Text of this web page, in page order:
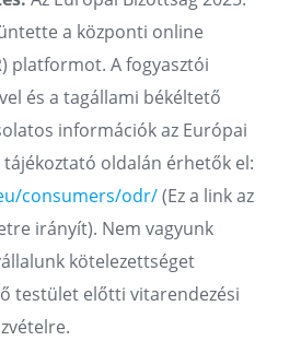
a központi online
platformot. A fogyasztói
és a tagállami békéltető
információk az Európai
oldalán érhetők el:
consumers/odr/(Ez a link az
irányít). Nem vagyunk
kötelezettséget
testület előtti vitarendezési